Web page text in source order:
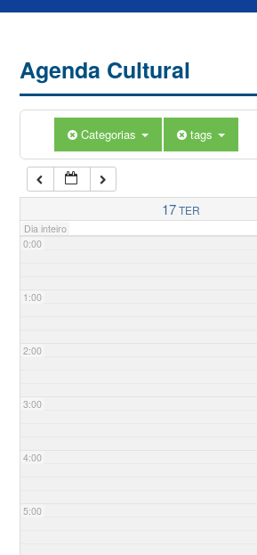
Agenda Cultural
Categorias tags
17TER
Dia inteiro
0:00
1:00
2:00
3:00
4:00
5:00